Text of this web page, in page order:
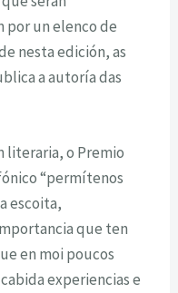
por un elenco de
nesta edición, as
a autoría das
literaria, o Premio
“permítenos
escoita,
que ten
en moi poucos
experiencias e